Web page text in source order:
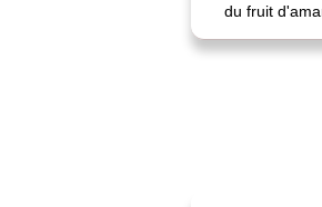
du fruit